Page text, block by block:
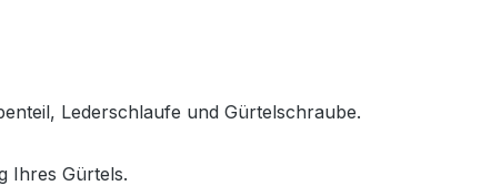
Lederschlaufe und Gürtelschraube.
Ihres Gürtels.